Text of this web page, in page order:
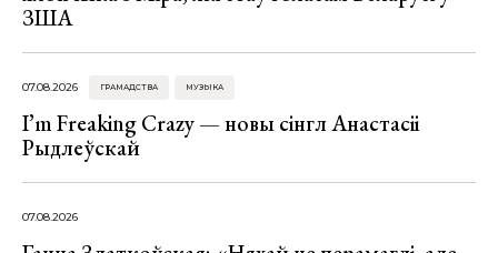
ЗША
07.08.2026 ГРАМАДСТВА МУЗЫКА
I’m Freaking Crazy — новы сінгл Анастасіі
Рыдлеўскай
07.08.2026